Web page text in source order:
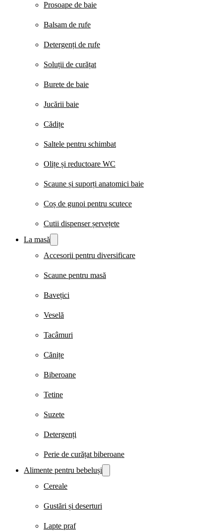
Prosoape de baie
Balsam de rufe
Detergenți de rufe
Soluții de curățat
Burete de baie
Jucării baie
Cădițe
Saltele pentru schimbat
Olițe și reductoare WC
Scaune și suporți anatomici baie
Coș de gunoi pentru scutece
Cutii dispenser șervețete
La masă
Accesorii pentru diversificare
Scaune pentru masă
Bavețici
Veselă
Tacâmuri
Cănițe
Biberoane
Tetine
Suzete
Detergenți
Perie de curățat biberoane
Alimente pentru bebeluși
Cereale
Gustări și deserturi
Lapte praf